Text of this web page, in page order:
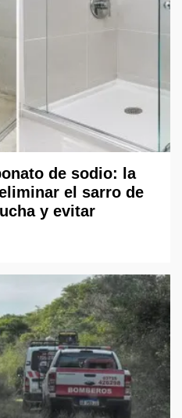
de sodio: la
el sarro de
y evitar